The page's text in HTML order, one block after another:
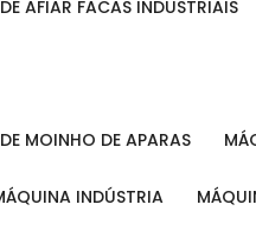
DE AFIAR FACAS INDUSTRIAIS
DE MOINHO DE APARAS
INDÚSTRIA